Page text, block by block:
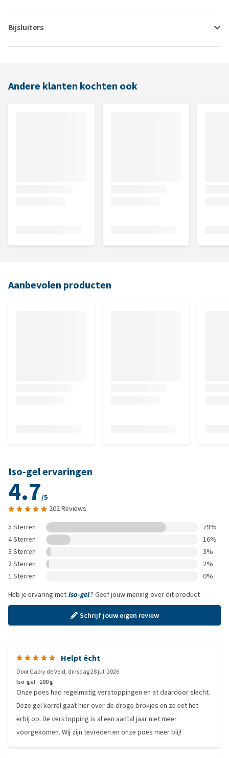
Bijsluiters
Andere klanten kochten ook
Aanbevolen producten
Iso-gel ervaringen
4.7/5
202 Reviews
5 Sterren
79%
4 Sterren
16%
3 Sterren
3%
2 Sterren
2%
1 Sterren
0%
Heb je ervaring met Iso-gel? Geef jouw mening over dit product
Schrijf jouw eigen review
Helpt écht
DoorGabry de Veld, dinsdag 28 juli 2026
Iso-gel - 100 g
Onze poes had regelmatig verstoppingen en at daardoor slecht.
Deze gel korrel gaat hier over de droge brokjes en ze eet het
erbij op. De verstopping is al een aantal jaar niet meer
voorgekomen. Wij zijn tevreden en onze poes meer blij!